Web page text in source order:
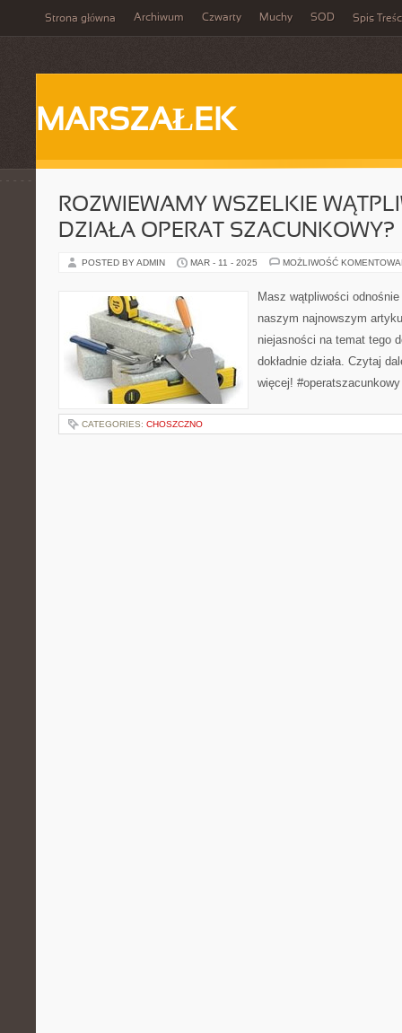
Strona główna Archiwum Czwarty Muchy SOD Spis
MARSZAŁEK
ROZWIEWAMY WSZELKIE
DZIAŁA OPERAT SZACUNKOWY?
POSTED BY ADMIN MAR - 11 - 2025 MOŻLIWOŚĆ
Masz wątpliwości
naszym najnowszym
niejasności na temat tego
dokładnie działa. Czytaj
więcej!
CATEGORIES: CHOSZCZNO